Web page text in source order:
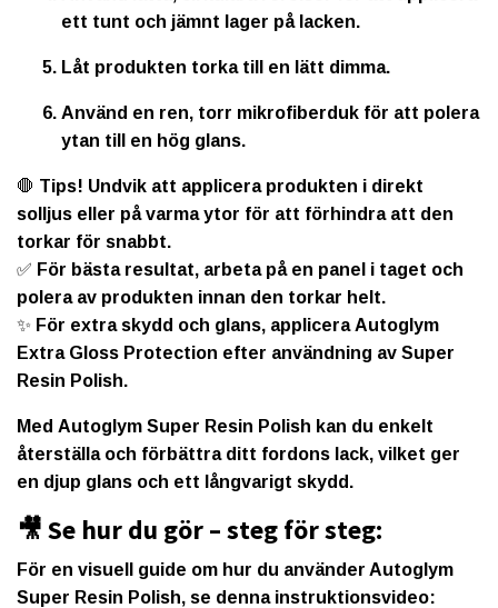
ett tunt och jämnt lager på lacken.
Låt produkten torka till en lätt dimma.
Använd en ren, torr mikrofiberduk för att polera
ytan till en hög glans.
🛑 Tips! Undvik att applicera produkten i direkt
solljus eller på varma ytor för att förhindra att den
torkar för snabbt.
✅ För bästa resultat, arbeta på en panel i taget och
polera av produkten innan den torkar helt.
✨ För extra skydd och glans, appliceraAutoglym
Extra Gloss Protection efter användning av Super
Resin Polish.
Med Autoglym Super Resin Polish kan du enkelt
återställa och förbättra ditt fordons lack, vilket ger
en djup glans och ett långvarigt skydd.
🎥 Se hur du gör – steg för steg:
För en visuell guide om hur du använder Autoglym
Super Resin Polish, se denna instruktionsvideo: